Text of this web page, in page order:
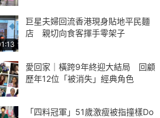
巨星夫婦回流香港現身貼地平民麵
店 親切向食客揮手零架子
愛回家｜橫跨9年終迎大結局 回顧
歷年12位「被消失」經典角色
「四料冠軍」51歲激瘦被指撞樣Do